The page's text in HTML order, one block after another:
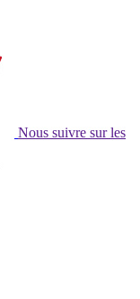
Nous suivre sur les